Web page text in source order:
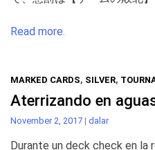
Read more.
MARKED CARDS, SILVER,
Aterrizando en
November 2, 2017 | dalar
Durante un deck check en la